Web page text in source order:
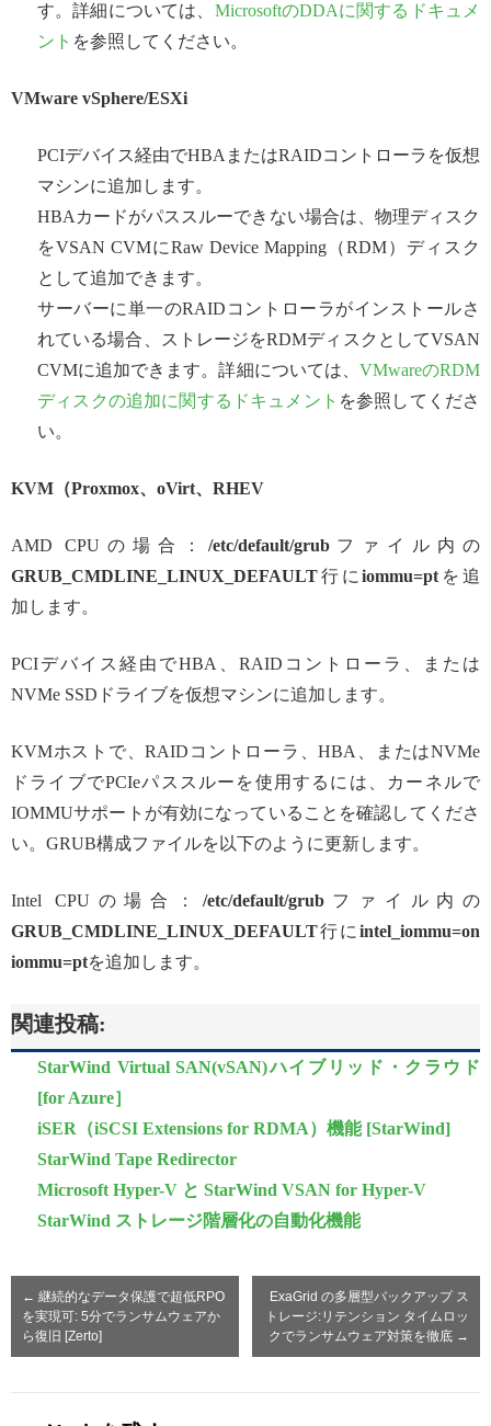
す。詳細については、 MicrosoftのDDAに関するドキュメ
ント を参照してください。
VMware vSphere/ESXi
PCIデバイス経由でHBAまたはRAIDコントローラを仮想
マシンに追加します。
HBAカードがパススルーできない場合は、物理ディスク
をVSAN CVMにRaw Device Mapping（RDM）ディスク
として追加できます。
サーバーに単一のRAIDコントローラがインストールさ
れている場合、ストレージをRDMディスクとしてVSAN
CVMに追加できます。詳細については、 VMwareのRDM
ディスクの追加に関するドキュメント を参照してくださ
い。
KVM（Proxmox、oVirt、RHEV
AMD CPUの場合： /etc/default/grubファイル内の
GRUB_CMDLINE_LINUX_DEFAULT行にiommu=pt を追
加します。
PCIデバイス経由でHBA、RAIDコントローラ、または
NVMe SSDドライブを仮想マシンに追加します。
KVMホストで、RAIDコントローラ、HBA、またはNVMe
ドライブでPCIeパススルーを使用するには、カーネルで
IOMMUサポートが有効になっていることを確認してくださ
い。GRUB構成ファイルを以下のように更新します。
Intel CPUの場合： /etc/default/grubファイル内の
GRUB_CMDLINE_LINUX_DEFAULT行に intel_iommu=on
iommu=ptを追加します。
関連投稿:
StarWind Virtual SAN(vSAN)ハイブリッド・クラウド
[for Azure］
iSER（iSCSI Extensions for RDMA）機能 [StarWind]
StarWind Tape Redirector
Microsoft Hyper-V と StarWind VSAN for Hyper-V
StarWind ストレージ階層化の自動化機能
← 継続的なデータ保護で超低RPO
を実現可: 5分でランサムウェアか
ら復旧 [Zerto]
ExaGrid の多層型バックアップ ス
トレージ:リテンション タイムロッ
クでランサムウェア対策を徹底 →